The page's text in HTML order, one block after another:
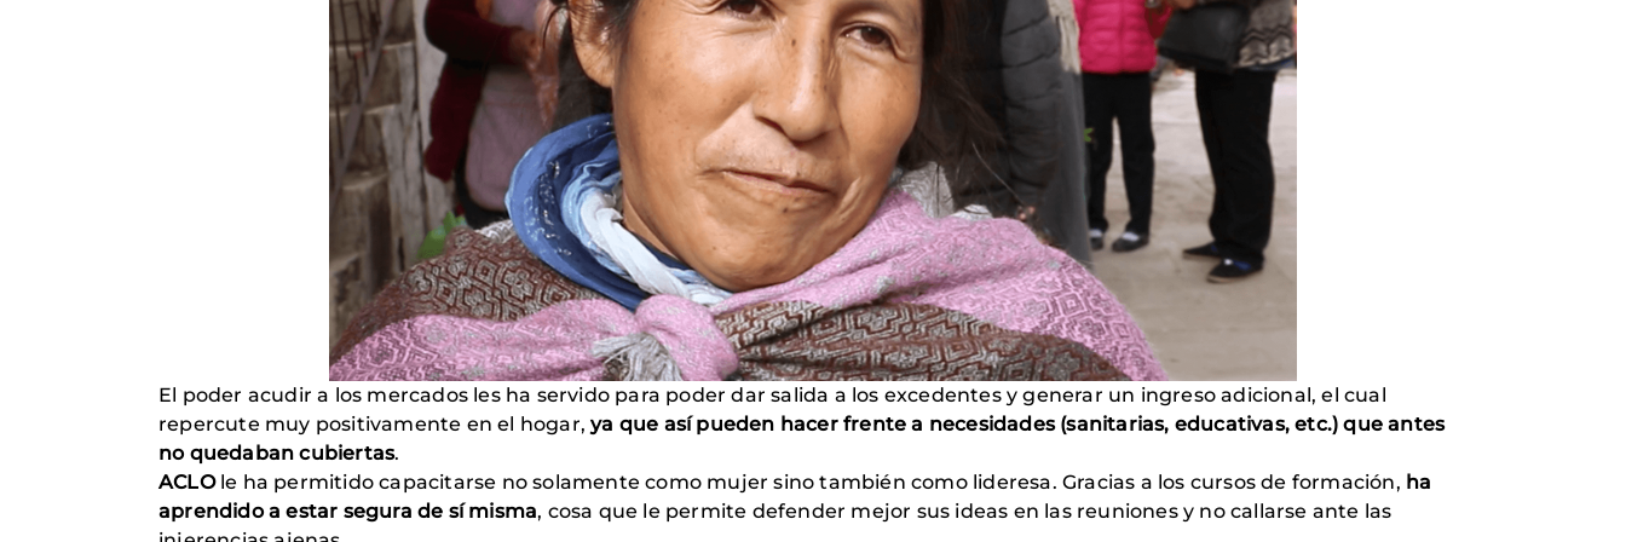
El poder acudir a los mercados les ha servido para poder dar salida a los excedentes y generar un ingreso adicional, el cual
repercute muy positivamente en el hogar,ya que así pueden hacer frente a necesidades (sanitarias, educativas, etc.) que antes
no quedaban cubiertas.
ACLO le ha permitido capacitarse no solamente como mujer sino también como lideresa. Gracias a los cursos de formación, ha
aprendido a estar segura de sí misma, cosa que le permite defender mejor sus ideas en las reuniones y no callarse ante las